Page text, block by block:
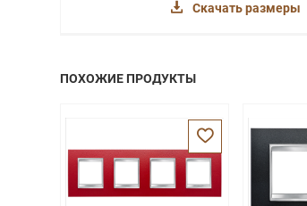
Скачать размеры
ПОХОЖИЕ ПРОДУКТЫ